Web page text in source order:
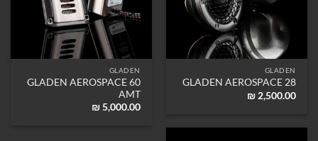
GLADEN
GLADEN AEROSPACE 28
₪2,500.00
GLADEN
GLADEN AEROSPACE 60
AMT
₪5,000.00